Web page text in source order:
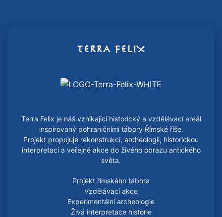
TERRA FELIX
Terra Felix je náš vznikající historický a vzdělávací areál
inspirovaný pohraničními tábory Římské říše.
Projekt propojuje rekonstrukci, archeologii, historickou
interpretaci a veřejné akce do živého obrazu antického
světa.
Projekt římského tábora
Vzdělávací akce
Experimentální archeologie
Živá interpretace historie